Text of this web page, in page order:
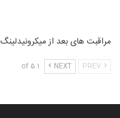
مراقبت های بعد از میکرونیدلینگ
NEXT
1 of 5